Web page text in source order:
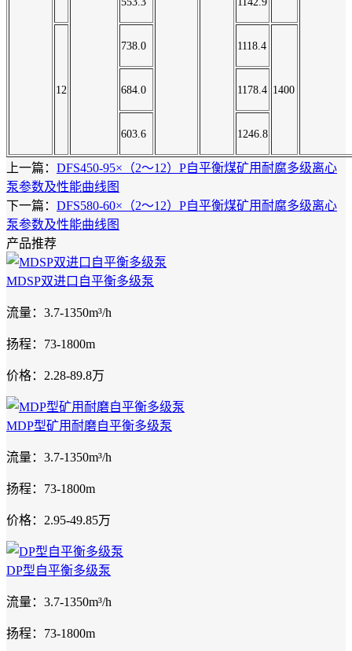
12
738.0 1118.4
1400
684.0 1178.4
603.6 1246.8
上一篇： DFS450-95×（2～12）P自平衡煤矿用耐腐多级离心
泵参数及性能曲线图
下一篇： DFS580-60×（2～12）P自平衡煤矿用耐腐多级离心
泵参数及性能曲线图
产品推荐
MDSP双进口自平衡多级泵
流量：3.7-1350m³/h
扬程：73-1800m
价格：2.28-89.8万
MDP型矿用耐磨自平衡多级泵
流量：3.7-1350m³/h
扬程：73-1800m
价格：2.95-49.85万
DP型自平衡多级泵
流量：3.7-1350m³/h
扬程：73-1800m